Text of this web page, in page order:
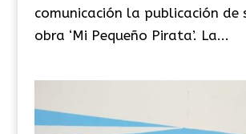
comunicación la publicación de
obra ‘Mi Pequeño Pirata’. La...